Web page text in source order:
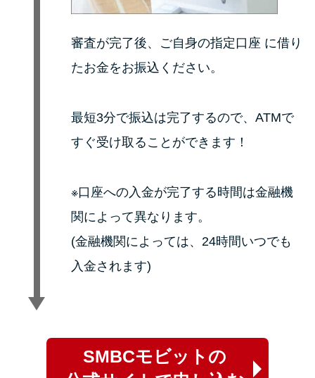
審査が完了後、ご自身の指定口座 に借り
たお金をお振込ください。
最短3分で振込は完了するので、ATMで
すぐ受け取ることができます！
※口座への入金が完了する時間は金融機
関によって異なります。
(金融機関によっては、24時間いつでも
入金されます)
SMBCモビットの